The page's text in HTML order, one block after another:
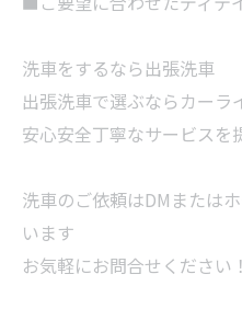
洗車をするなら出張洗車
出張洗車で選ぶならカーラ
安心安全丁寧なサービスを
洗車のご依頼はDMまたは
います
お気軽にお問合せください！